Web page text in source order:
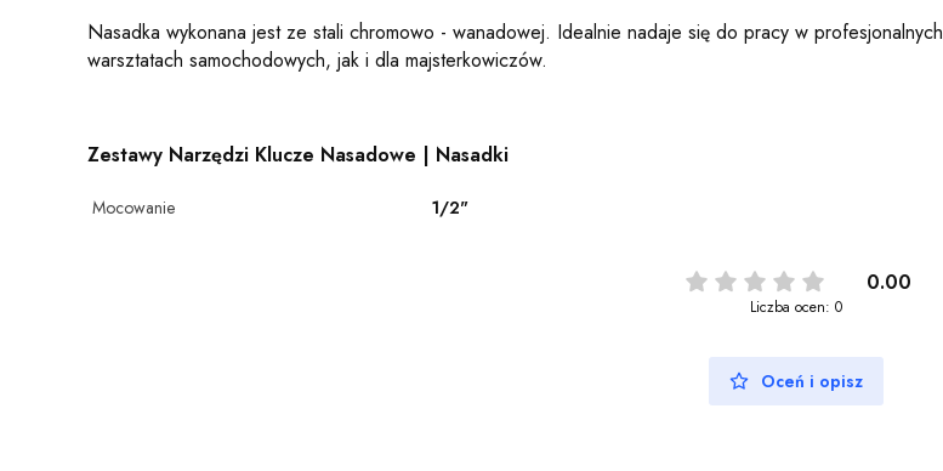
Nasadka wykonana jest ze stali chromowo - wanadowej. Idealnie nadaje się do pracy w profesjonalnych
warsztatach samochodowych, jak i dla majsterkowiczów.
Zestawy Narzędzi Klucze Nasadowe | Nasadki
Mocowanie 1/2"
0.00
Liczba ocen: 0
Oceń i opisz